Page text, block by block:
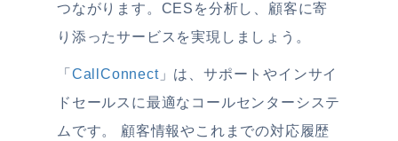
つながります。CESを分析し、顧客に寄
り添ったサービスを実現しましょう。
「 CallConnect」は、サポートやインサイ
ドセールスに最適なコールセンターシステ
ムです。 顧客情報やこれまでの対応履歴